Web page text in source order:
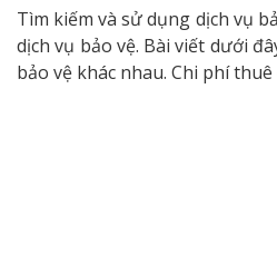
Tìm kiếm và sử dụng dịch vụ
dịch vụ bảo vệ. Bài viết dưới
bảo vệ khác nhau. Chi phí